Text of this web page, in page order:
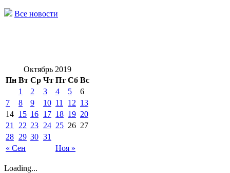
Все новости
Октябрь 2019
Пн Вт Ср Чт Пт Сб Вс
« Сен Ноя »
1 2 3 4 5
6
7
8 9 10 11 12 13
14 15 16 17 18 19 20
21
22 23 24 25 26 27
28 29 30 31
Loading...